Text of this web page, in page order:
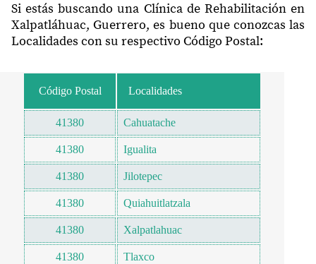
Si estás buscando una Clínica de Rehabilitación en
Xalpatláhuac, Guerrero, es bueno que conozcas las
Localidades con su respectivo Código Postal:
Código Postal Localidades
41380 Cahuatache
41380 Igualita
41380 Jilotepec
41380 Quiahuitlatzala
41380 Xalpatlahuac
41380 Tlaxco